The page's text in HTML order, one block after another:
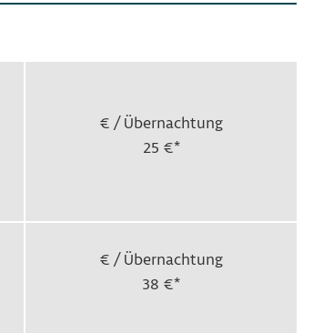
€ / Übernachtung
25 €*
€ / Übernachtung
38 €*